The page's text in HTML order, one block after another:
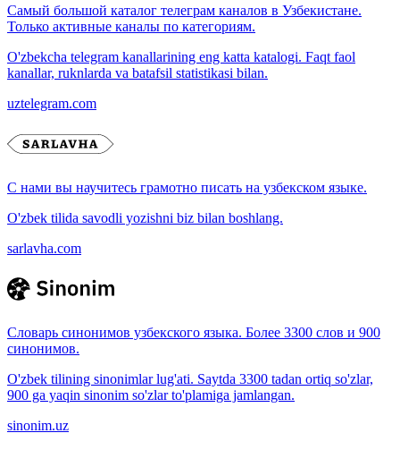
Самый большой каталог телеграм каналов в Узбекистане.
Только активные каналы по категориям.
O'zbekcha telegram kanallarining eng katta katalogi. Faqt faol
kanallar, ruknlarda va batafsil statistikasi bilan.
uztelegram.com
С нами вы научитесь грамотно писать на узбекском языке.
O'zbek tilida savodli yozishni biz bilan boshlang.
sarlavha.com
Словарь синонимов узбекского языка. Более 3300 слов и 900
синонимов.
O'zbek tilining sinonimlar lug'ati. Saytda 3300 tadan ortiq so'zlar,
900 ga yaqin sinonim so'zlar to'plamiga jamlangan.
sinonim.uz